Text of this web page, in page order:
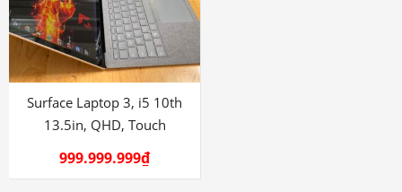
Surface Laptop 3, i5 10th
13.5in, QHD, Touch
999.999.999₫